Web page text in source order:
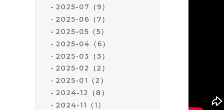
2025-07（9）
2025-06（7）
2025-05（5）
2025-04（6）
2025-03（3）
2025-02（2）
2025-01（2）
2024-12（8）
2024-11（1）